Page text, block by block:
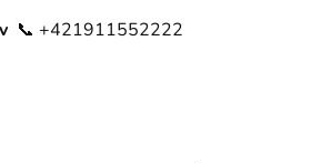
📞 +421911552222